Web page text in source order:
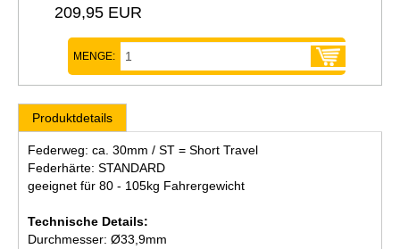
209,95 EUR
MENGE:
Produktdetails
Federweg: ca. 30mm / ST = Short Travel
Federhärte: STANDARD
geeignet für 80 - 105kg Fahrergewicht
Technische Details:
Durchmesser: Ø33,9mm